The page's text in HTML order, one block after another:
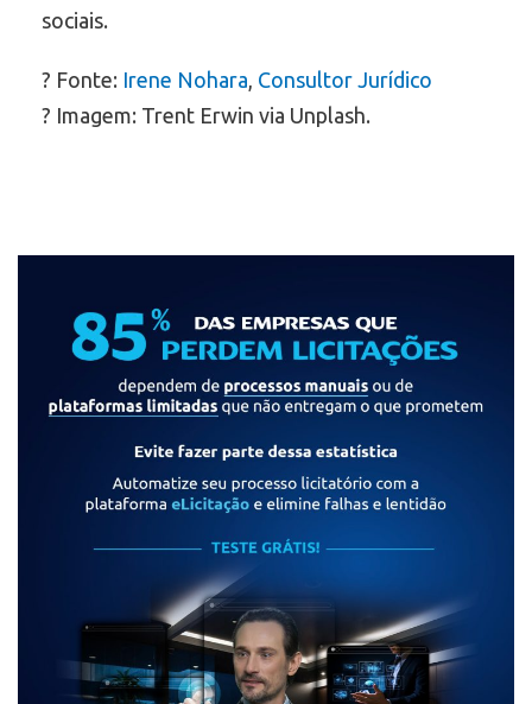
sociais.
? Fonte: Irene Nohara, Consultor Jurídico
? Imagem: Trent Erwin via Unplash.